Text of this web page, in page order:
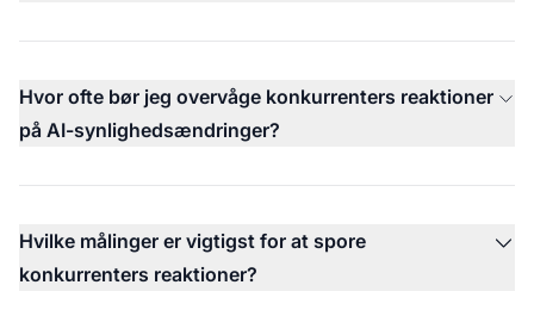
Hvor ofte bør jeg overvåge konkurrenters reaktioner
på AI-synlighedsændringer?
Hvilke målinger er vigtigst for at spore
konkurrenters reaktioner?